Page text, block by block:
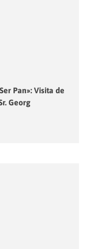
Pan»: Visita de
Georg